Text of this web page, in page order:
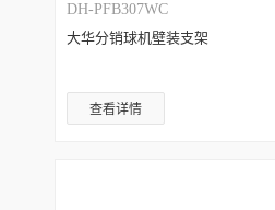
DH-PFB307WC
大华分销球机壁装支架
查看详情